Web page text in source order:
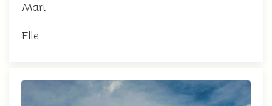
Mari
Elle